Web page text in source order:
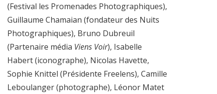
(Festival les Promenades Photographiques),
Guillaume Chamaian (fondateur des Nuits
Photographiques), Bruno Dubreuil
(Partenaire média Viens Voir), Isabelle
Habert (iconographe), Nicolas Havette,
Sophie Knittel (Présidente Freelens), Camille
Leboulanger (photographe), Léonor Matet